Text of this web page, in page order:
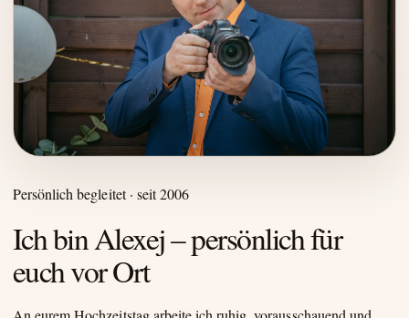
Persönlich begleitet · seit 2006
Ich bin Alexej – persönlich für
euch vor Ort